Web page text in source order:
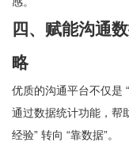
四、赋能沟通
略
优质的沟通平台不仅是
通过数据统计功能，帮
经验” 转向 “靠数据”。